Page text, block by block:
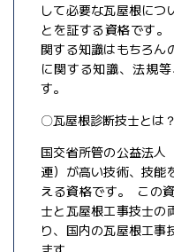
して必要な瓦屋根につ
とを証する資格です
関する知識はもちろん
に関する知識、法規
す。
〇瓦屋根診断技士とは？
国交省所管の公益法人
連）が高い技術、技能
える資格です。 この
士と瓦屋根工事技士の
り、国内の瓦屋根工事